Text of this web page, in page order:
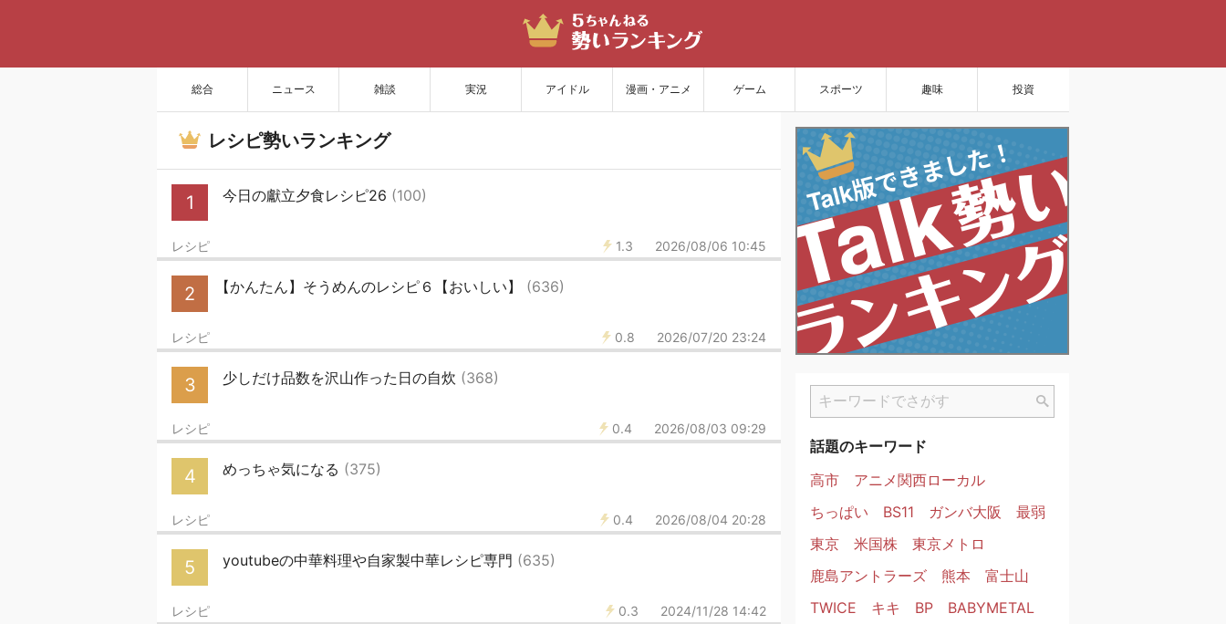
総合 ニュース 雑談 実況 アイドル 漫画・アニメ ゲーム スポーツ 趣味 投資
レシピ勢いランキング
1 今日の獻立夕食レシピ26 (100)
1.3 2026/08/06 10:45
レシピ
2 【かんたん】そうめんのレシピ６【おいしい】 (636)
0.8 2026/07/20 23:24
レシピ
3 少しだけ品数を沢山作った日の自炊 (368)
0.4 2026/08/03 09:29
レシピ
4 めっちゃ気になる (375)
0.4 2026/08/04 20:28
レシピ
5 youtubeの中華料理や自家製中華レシピ専門 (635)
0.3 2024/11/28 14:42
レシピ
話題のキーワード
高市
アニメ関西ローカル
ちっぱい
BS11 ガンバ大阪
最弱
東京
米国株
東京メトロ
鹿島アントラーズ
熊本
富士山
TWICE
キキ BP
BABYMETAL